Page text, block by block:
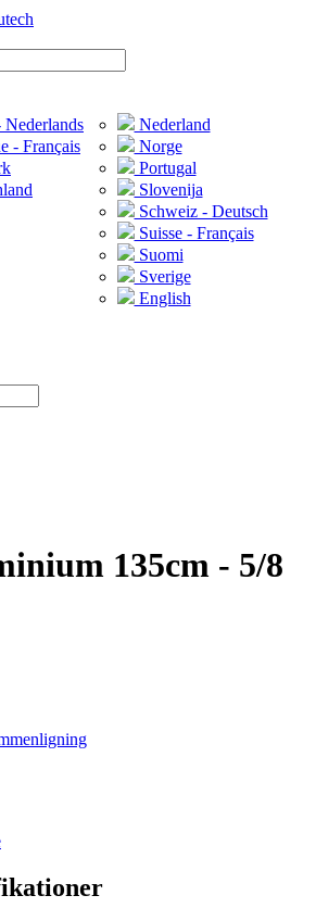
- Français
Nederland
Norge
Portugal
Slovenija
Schweiz - Deutsch
Suisse - Français
Suomi
Sverige
English
135cm - 5/8